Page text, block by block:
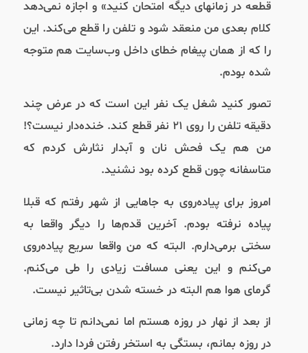
قطعه در زمانهای دیگه امتحان کنید» و اجازه نمی‌دهد
کلام بعدی من منعقد شود و تلفن را قطع می‌کند. این
را که از همان پیغام خطای داخل وب‌سایت هم متوجه
شده بودم.
تصور کنید شغل یک نفر این است که در عرض چند
دقیقه تلفن را روی ۲۱ نفر قطع کند. خنده‌دار نیست؟!
من هم یک فحش نان و آبدار نثارش کردم که
متاسفانه چون قطع کرده بود نشنید.
امروز برای پیاده‌روی به جاهایی از شهر رفتم که قبلا
پیاده نرفته بودم. آخرین قدم‌ها را دیگر واقعا به
سختی برمی‌دارم. البته که من واقعا سریع پیاده‌روی
می‌کنم و این یعنی مسافت زیادی را طی می‌کنم.
گرمای هوا هم البته در خسته شدن بی‌تاثیر نیست.
از بعد از نهار در روزه هستم اما نمی‌دانم تا چه زمانی
در روزه بمانم، بستگی به استخر رفتن فردا دارد.